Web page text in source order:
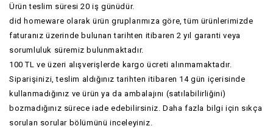
Ürün teslim süresi 20 iş günüdür.
did homeware olarak ürün gruplarımıza göre, tüm ürünlerimizde
faturanız üzerinde bulunan tarihten itibaren 2 yıl garanti veya
sorumluluk süremiz bulunmaktadır.
100 TL ve üzeri alışverişlerde kargo ücreti alınmamaktadır.
Siparişinizi, teslim aldığınız tarihten itibaren 14 gün içerisinde
kullanmadığınız ve ürün ya da ambalajını (satılabilirliğini)
bozmadığınız sürece iade edebilirsiniz. Daha fazla bilgi için sıkça
sorulan sorular bölümünü inceleyiniz.